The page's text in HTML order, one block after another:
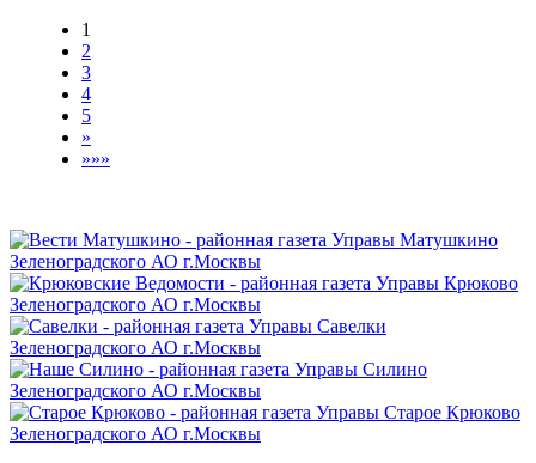
1
2
3
4
5
»
»»»